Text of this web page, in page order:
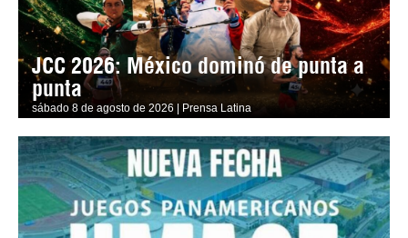
JCC 2026: México dominó de punta a
punta
sábado 8 de agosto de 2026 | Prensa Latina